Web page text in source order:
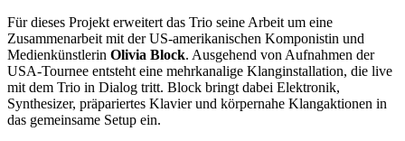
Für dieses Projekt erweitert das Trio seine Arbeit um eine
Zusammenarbeit mit der US-amerikanischen Komponistin und
Medienkünstlerin Olivia Block. Ausgehend von Aufnahmen der
USA-Tournee entsteht eine mehrkanalige Klanginstallation, die live
mit dem Trio in Dialog tritt. Block bringt dabei Elektronik,
Synthesizer, präpariertes Klavier und körpernahe Klangaktionen in
das gemeinsame Setup ein.